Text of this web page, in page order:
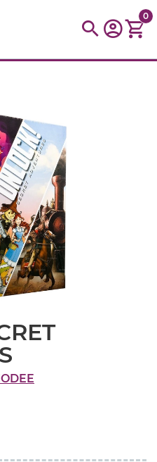
kit
Cuina
0